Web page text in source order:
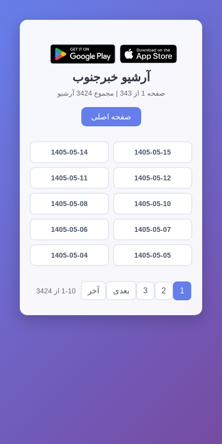
آرشیو خبرجنوب
صفحه 1 از 343 | مجموع 3424 آرشیو
صفحه اصلی
1405-05-15
1405-05-14
1405-05-12
1405-05-11
1405-05-10
1405-05-08
1405-05-07
1405-05-06
1405-05-05
1405-05-04
1
2
3 بعدی آخر 1-10 از 3424